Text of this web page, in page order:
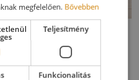
GYORS NÉZET
AJÁNDÉKOK BALLAGÓKNAK
Egyedi ballagási ajándék –
megfelelően. Bővebben
Teljesítmény
Funkcionalitás